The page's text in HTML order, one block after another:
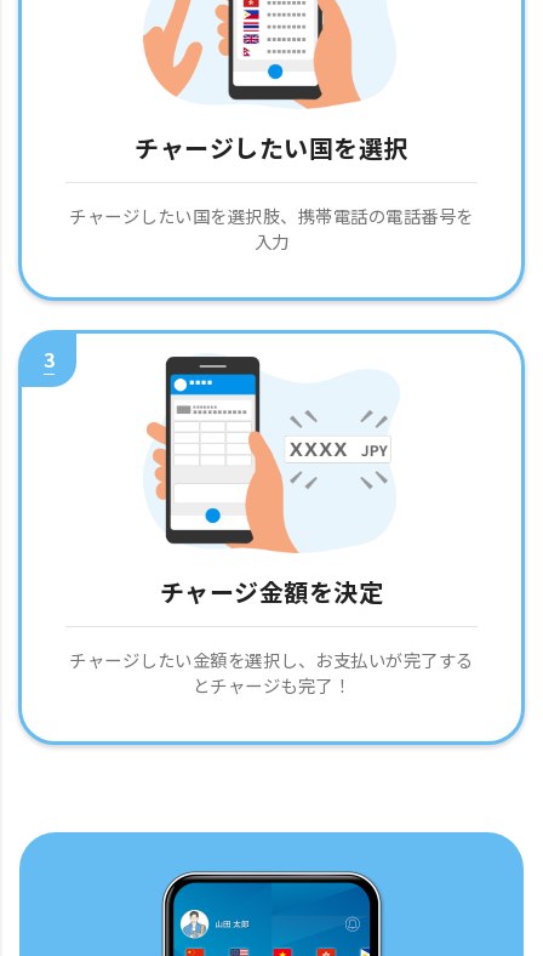
チャージしたい国を選択
チャージしたい国を選択肢、携帯電話の電話番号を
入力
3
チャージ金額を決定
チャージしたい金額を選択し、お支払いが完了する
とチャージも完了！